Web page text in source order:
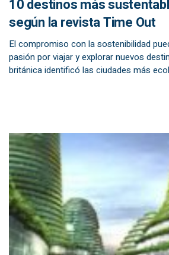
10 destinos más
según la revista Time Out
El compromiso con la sostenibilidad
pasión por viajar y explorar nuevos
británica identificó las ciudades más